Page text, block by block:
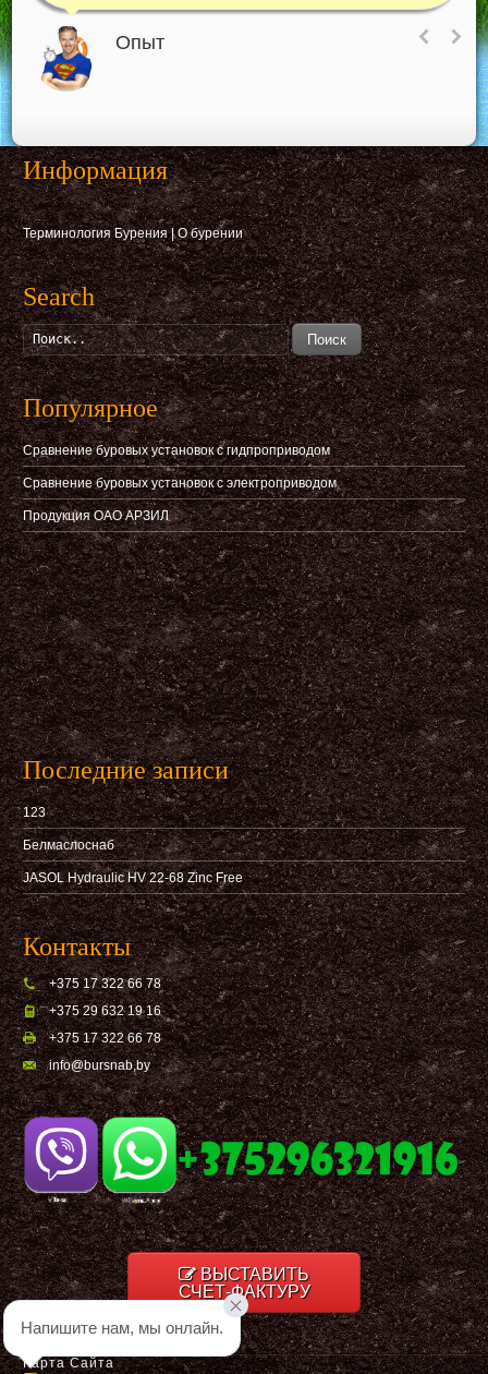
Опыт
Информация
Терминология Бурения|О бурении
Search
Поиск
Популярное
Сравнение буровых установок с гидпроприводом
Сравнение буровых установок с электроприводом
Продукция ОАО АРЗИЛ
Последние записи
123
Белмаслоснаб
JASOL Hydraulic HV 22-68 Zinc Free
Контакты
+375 17 322 66 78
+375 29 632 19 16
+375 17 322 66 78
info@bursnab,by
ВЫСТАВИТЬ
СЧЕТ-ФАКТУРУ
Карта Сайта
Напишите нам, мы онлайн.